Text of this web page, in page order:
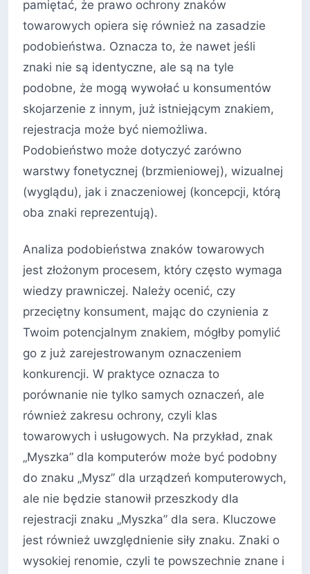
pamiętać, że prawo ochrony znaków
towarowych opiera się również na zasadzie
podobieństwa. Oznacza to, że nawet jeśli
znaki nie są identyczne, ale są na tyle
podobne, że mogą wywołać u konsumentów
skojarzenie z innym, już istniejącym znakiem,
rejestracja może być niemożliwa.
Podobieństwo może dotyczyć zarówno
warstwy fonetycznej (brzmieniowej), wizualnej
(wyglądu), jak i znaczeniowej (koncepcji, którą
oba znaki reprezentują).
Analiza podobieństwa znaków towarowych
jest złożonym procesem, który często wymaga
wiedzy prawniczej. Należy ocenić, czy
przeciętny konsument, mając do czynienia z
Twoim potencjalnym znakiem, mógłby pomylić
go z już zarejestrowanym oznaczeniem
konkurencji. W praktyce oznacza to
porównanie nie tylko samych oznaczeń, ale
również zakresu ochrony, czyli klas
towarowych i usługowych. Na przykład, znak
„Myszka” dla komputerów może być podobny
do znaku „Mysz” dla urządzeń komputerowych,
ale nie będzie stanowił przeszkody dla
rejestracji znaku „Myszka” dla sera. Kluczowe
jest również uwzględnienie siły znaku. Znaki o
wysokiej renomie, czyli te powszechnie znane i